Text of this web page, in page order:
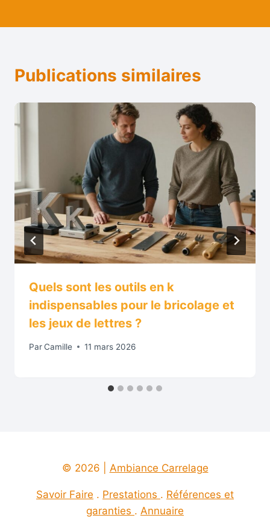
Publications similaires
Quels sont les outils en k
indispensables pour le bricolage et
les jeux de lettres ?
ParCamille 11 mars 2026
© 2026 | Ambiance Carrelage
Savoir Faire . Prestations . Références et
garanties . Annuaire